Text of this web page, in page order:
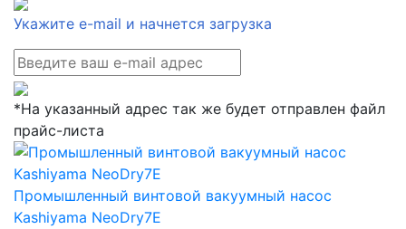
Укажите e-mail и начнется загрузка
*На указанный адрес так же будет отправлен файл
прайс-листа
Промышленный винтовой вакуумный насос
Kashiyama NeoDry7E